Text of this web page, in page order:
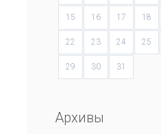
15 16 17 18
22 23 24 25
29 30 31
Архивы